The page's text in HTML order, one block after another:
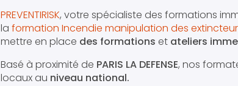
PREVENTIRISK, votre spécialiste des formations
la formation Incendie manipulation des
mettre en place des formations et ateliers
Basé à proximité de PARIS LA DEFENSE, nos
locaux au niveau national.